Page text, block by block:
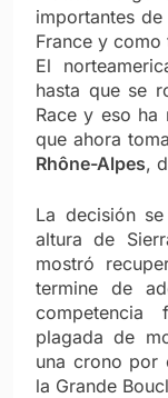
importantes
France y
El
hasta que se
Race y eso ha
que ahora
Rhône-Alpes,
La decisión
altura de
mostró
termine de
competencia
plagada de
una crono por
la Grande